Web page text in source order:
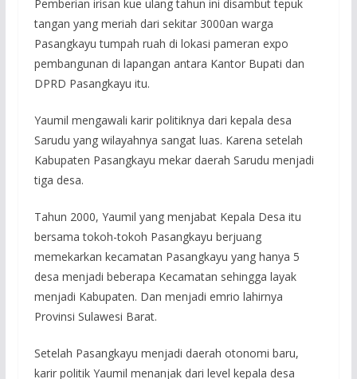
Pemberian irisan kue ulang tahun ini disambut tepuk
tangan yang meriah dari sekitar 3000an warga
Pasangkayu tumpah ruah di lokasi pameran expo
pembangunan di lapangan antara Kantor Bupati dan
DPRD Pasangkayu itu.
Yaumil mengawali karir politiknya dari kepala desa
Sarudu yang wilayahnya sangat luas. Karena setelah
Kabupaten Pasangkayu mekar daerah Sarudu menjadi
tiga desa.
Tahun 2000, Yaumil yang menjabat Kepala Desa itu
bersama tokoh-tokoh Pasangkayu berjuang
memekarkan kecamatan Pasangkayu yang hanya 5
desa menjadi beberapa Kecamatan sehingga layak
menjadi Kabupaten. Dan menjadi emrio lahirnya
Provinsi Sulawesi Barat.
Setelah Pasangkayu menjadi daerah otonomi baru,
karir politik Yaumil menanjak dari level kepala desa